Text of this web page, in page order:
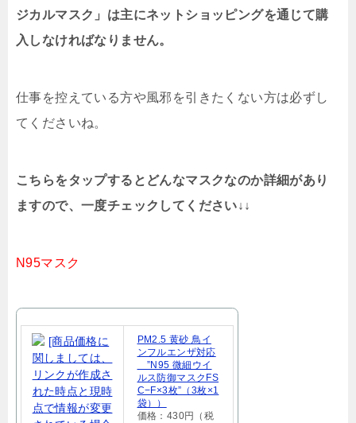
ジカルマスク」は主にネットショッピングを通じて購
入しなければなりません。
仕事を控えている方や風邪を引きたくない方は必ずし
てくださいね。
こちらをタップするとどんなマスクなのか詳細があり
ますので、一度チェックしてください↓↓
N95マスク
PM2.5 黄砂 鳥イ
ンフルエンザ対応
”N95 微細ウイ
ルス防御マスクFS
C−F×3枚”（3枚×1
袋））
価格：430円（税